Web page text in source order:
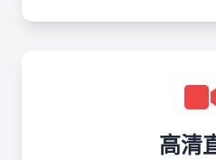
高清